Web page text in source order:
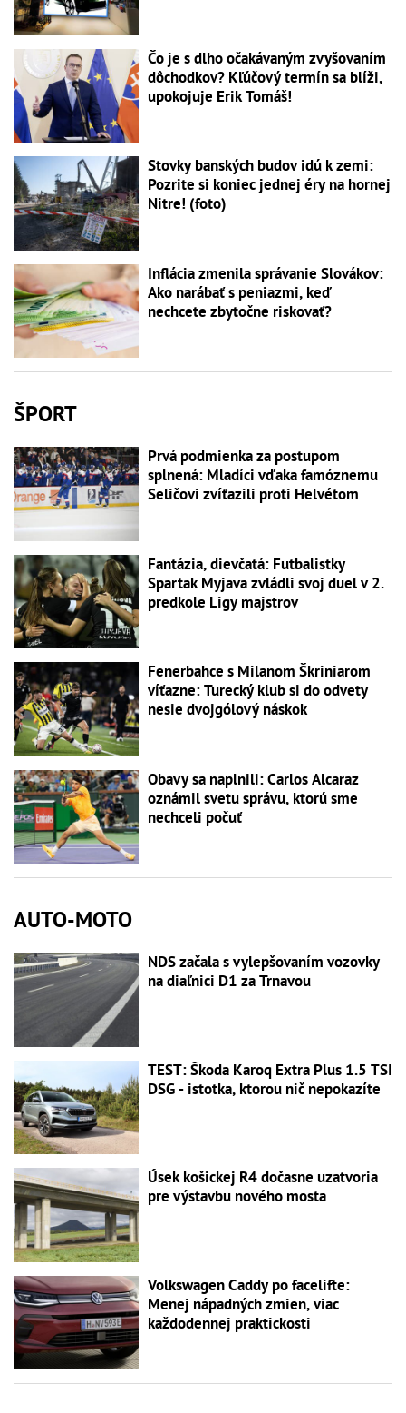
Čo je s dlho očakávaným zvyšovaním
dôchodkov? Kľúčový termín sa blíži,
upokojuje Erik Tomáš!
Stovky banských budov idú k zemi:
Pozrite si koniec jednej éry na hornej
Nitre! (foto)
Inflácia zmenila správanie Slovákov:
Ako narábať s peniazmi, keď
nechcete zbytočne riskovať?
ŠPORT
Prvá podmienka za postupom
splnená: Mladíci vďaka famóznemu
Seličovi zvíťazili proti Helvétom
Fantázia, dievčatá: Futbalistky
Spartak Myjava zvládli svoj duel v 2.
predkole Ligy majstrov
Fenerbahce s Milanom Škriniarom
víťazne: Turecký klub si do odvety
nesie dvojgólový náskok
Obavy sa naplnili: Carlos Alcaraz
oznámil svetu správu, ktorú sme
nechceli počuť
AUTO-MOTO
NDS začala s vylepšovaním vozovky
na diaľnici D1 za Trnavou
TEST: Škoda Karoq Extra Plus 1.5 TSI
DSG - istotka, ktorou nič nepokazíte
Úsek košickej R4 dočasne uzatvoria
pre výstavbu nového mosta
Volkswagen Caddy po facelifte:
Menej nápadných zmien, viac
každodennej praktickosti